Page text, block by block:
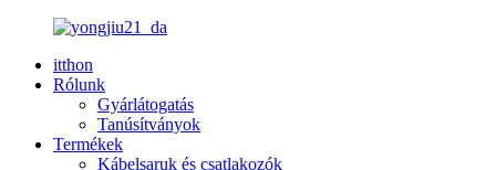
itthon
Rólunk
Gyárlátogatás
Tanúsítványok
Termékek
Kábelsaruk és csatlakozók